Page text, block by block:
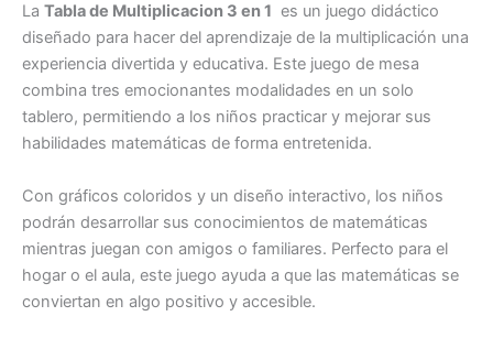
La Tabla de Multiplicacion 3 en 1 es un juego didáctico
diseñado para hacer del aprendizaje de la multiplicación una
experiencia divertida y educativa. Este juego de mesa
combina tres emocionantes modalidades en un solo
tablero, permitiendo a los niños practicar y mejorar sus
habilidades matemáticas de forma entretenida.
Con gráficos coloridos y un diseño interactivo, los niños
podrán desarrollar sus conocimientos de matemáticas
mientras juegan con amigos o familiares. Perfecto para el
hogar o el aula, este juego ayuda a que las matemáticas se
conviertan en algo positivo y accesible.